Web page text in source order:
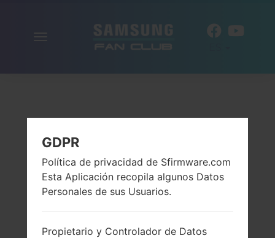
GDPR
Política de privacidad de Sfirmware.com
Esta Aplicación recopila algunos Datos
Personales de sus Usuarios.
Propietario y Controlador de Datos